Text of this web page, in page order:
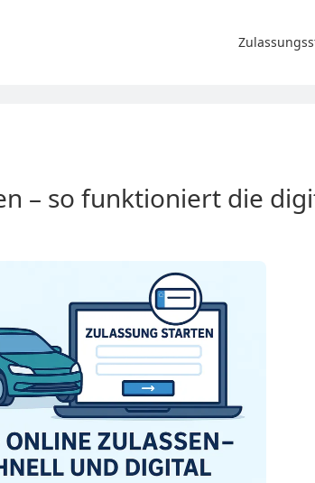
– so funktioniert die